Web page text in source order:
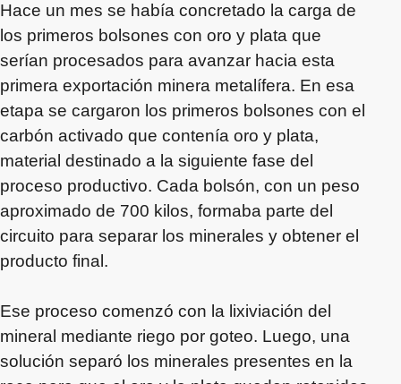
Hace un mes se había concretado la carga de
los primeros bolsones con oro y plata que
serían procesados para avanzar hacia esta
primera exportación minera metalífera. En esa
etapa se cargaron los primeros bolsones con el
carbón activado que contenía oro y plata,
material destinado a la siguiente fase del
proceso productivo. Cada bolsón, con un peso
aproximado de 700 kilos, formaba parte del
circuito para separar los minerales y obtener el
producto final.
Ese proceso comenzó con la lixiviación del
mineral mediante riego por goteo. Luego, una
solución separó los minerales presentes en la